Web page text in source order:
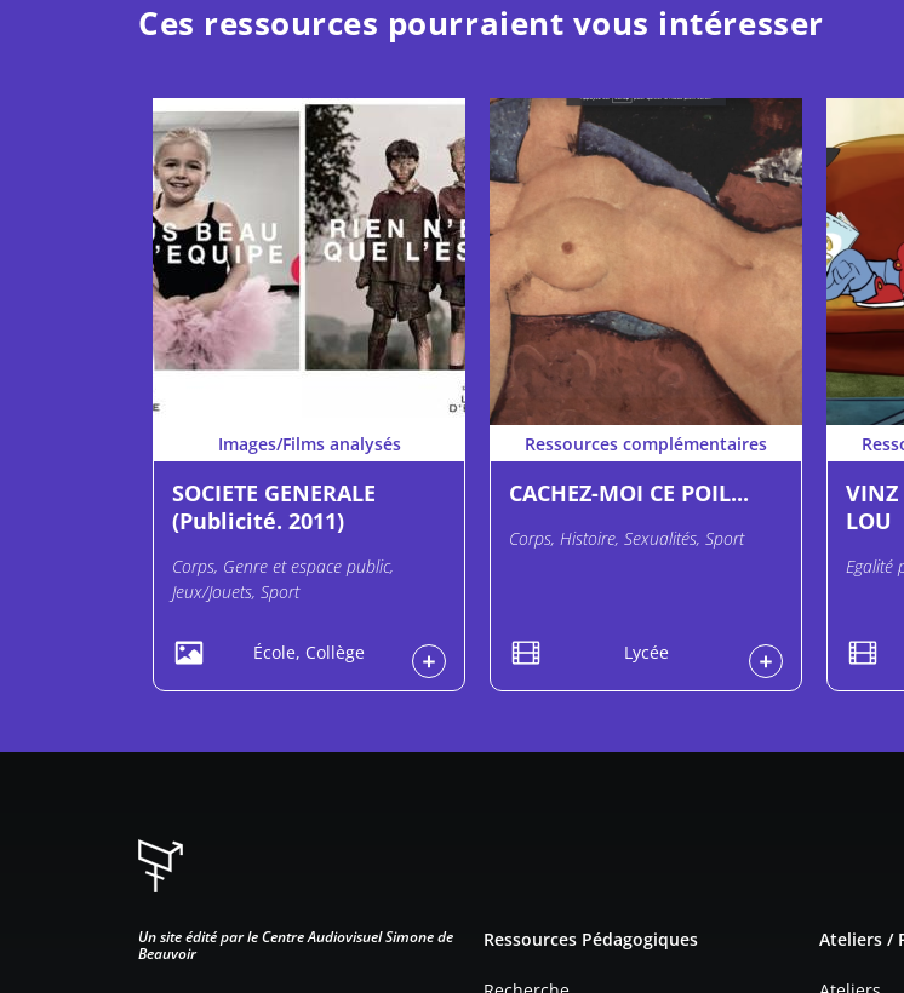
Ces ressources pourraient vous intéresser
Images/Films analysés
SOCIETE GENERALE
(Publicité. 2011)
Corps, Genre et espace public,
Jeux/Jouets, Sport
École, Collège
Ressources complémentaires
CACHEZ-MOI CE POIL...
Corps, Histoire, Sexualités, Sport
Lycée
VINZ
LOU
Egalité
Un site édité par le Centre Audiovisuel Simone de
Beauvoir
Ressources Pédagogiques
Ateliers /